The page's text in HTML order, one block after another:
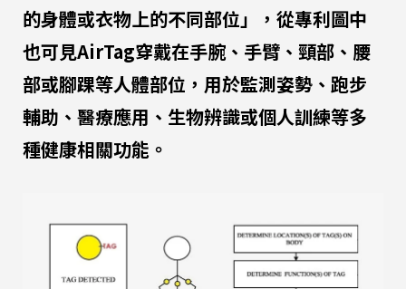
的身體或衣物上的不同部位」，從專利圖中
也可見AirTag穿戴在手腕、手臂、頸部、腰
部或腳踝等人體部位，用於監測姿勢、跑步
輔助、醫療應用、生物辨識或個人訓練等多
種健康相關功能。